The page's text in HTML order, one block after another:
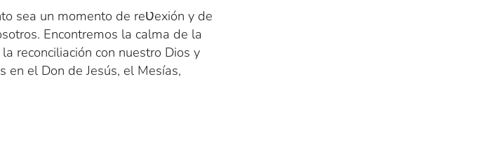
sea un momento de reƲexión y de
Encontremos la calma de la
reconciliación con nuestro Dios y
en el Don de Jesús, el Mesías,